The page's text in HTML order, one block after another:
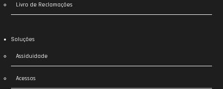
Livro de Reclamações
Soluções
Assiduidade
Acessos